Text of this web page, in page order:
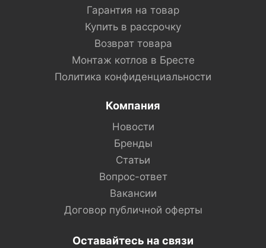
Гарантия на товар
Купить в рассрочку
Возврат товара
Монтаж котлов в Бресте
Политика конфиденциальности
Компания
Новости
Бренды
Статьи
Вопрос-ответ
Вакансии
Договор публичной оферты
Оставайтесь на связи